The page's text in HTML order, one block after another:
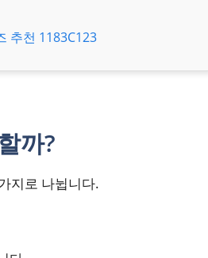
추천 1183C123
까?
지로 나뉩니다.